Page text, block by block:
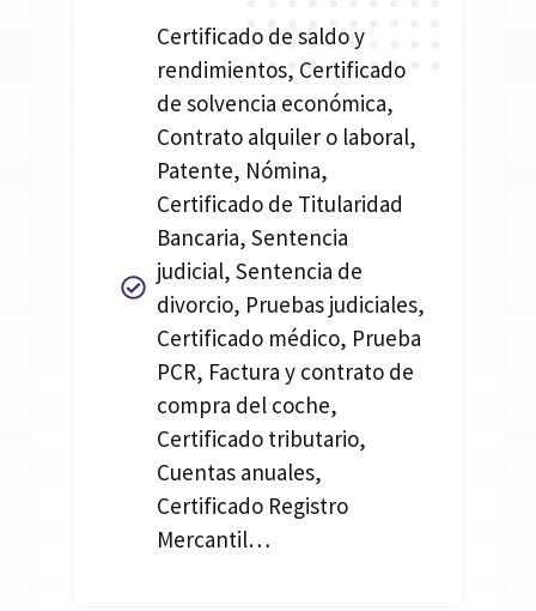
Certificado de saldo y
rendimientos, Certificado
de solvencia económica,
Contrato alquiler o laboral,
Patente, Nómina,
Certificado de Titularidad
Bancaria, Sentencia
judicial, Sentencia de
divorcio, Pruebas judiciales,
Certificado médico, Prueba
PCR, Factura y contrato de
compra del coche,
Certificado tributario,
Cuentas anuales,
Certificado Registro
Mercantil…